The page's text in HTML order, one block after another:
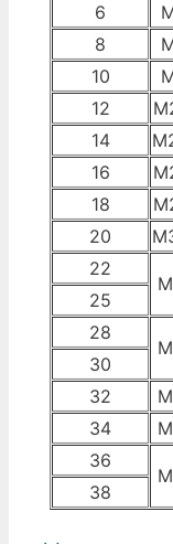
6
8
10
12
14
16
18
20
22
25
28
30
32
34
36
38